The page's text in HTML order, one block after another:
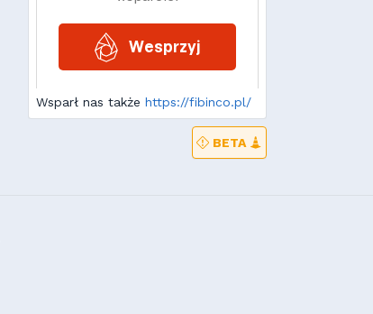
Wsparł nas także https://fibinco.pl/
BETA